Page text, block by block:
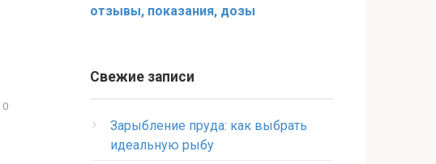
0
отзывы, показания, дозы
Свежие записи
Зарыбление пруда: как выбрать
идеальную рыбу